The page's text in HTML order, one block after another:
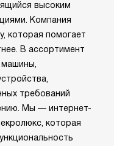
высоким
Компания
которая помогает
В ассортимент
требований
Мы — интернет-
которая